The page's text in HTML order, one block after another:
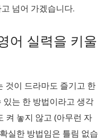
넘어 가겠습니다.
어 실력을 키울
것이 드라마도 즐기고 한
는 한 방법이라고 생각
켜 놓지 않고 (아무런 자
실한 방법임은 틀림 없습